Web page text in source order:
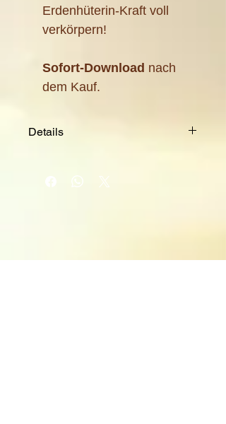
Erdenhüterin-Kraft voll
verkörpern!
Sofort-Download nach
dem Kauf.
Details
JPG zum Ausdrucken